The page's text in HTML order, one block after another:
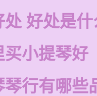
处 好处是什
买小提琴好
琴行有哪些